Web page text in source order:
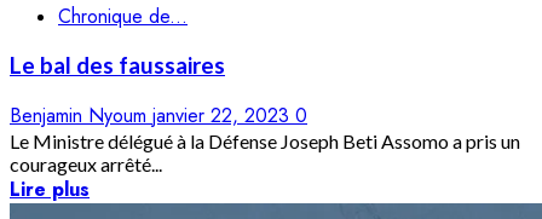
Chronique de...
Le bal des faussaires
Benjamin Nyoum janvier 22, 2023 0
Le Ministre délégué à la Défense Joseph Beti Assomo a pris un
courageux arrêté...
Lire plus